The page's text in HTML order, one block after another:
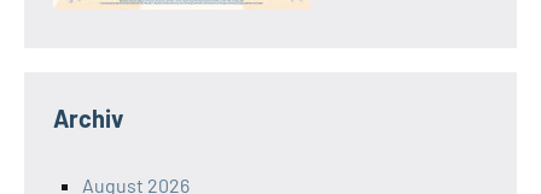
Archiv
August 2026